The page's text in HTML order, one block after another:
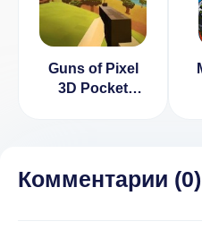
Guns of Pixel
3D Pocket
Комментарии (0)